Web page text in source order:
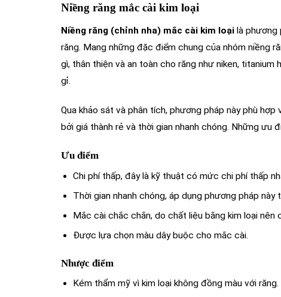
Niềng răng mắc cài kim loại
Niềng răng (chỉnh nha) mắc cài kim loại là
răng. Mang những đặc điểm chung của nhóm niềng
gì, thân thiện và an toàn cho răng như niken,
gỉ.
Qua khảo sát và phân tích, phương pháp này phù
bởi giá thành rẻ và thời gian nhanh chóng. Những ưu
Ưu điểm
Chi phí thấp, đây là kỹ thuật có mức chi phí thấp
Thời gian nhanh chóng, áp dụng phương pháp
Mắc cài chắc chắn, do chất liệu bằng kim loại nên
Được lựa chọn màu dây buộc cho mắc cài.
Nhược điểm
Kém thẩm mỹ vì kim loại không đồng màu với răng.